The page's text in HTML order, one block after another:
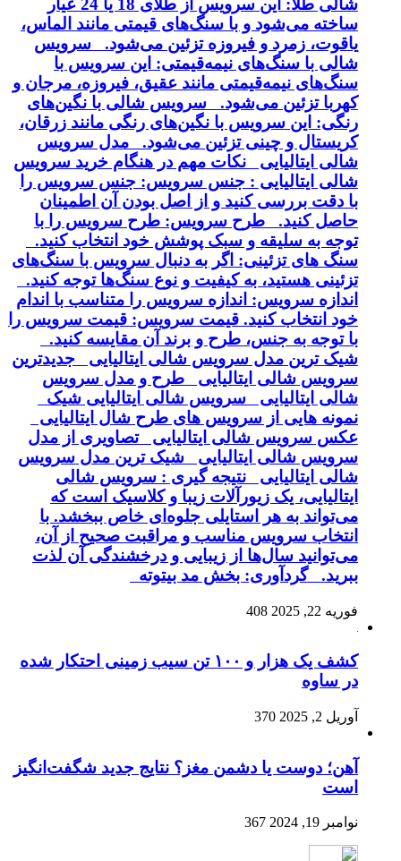
شالی طلا: این سرویس از طلای 18 یا 24 عیار
ساخته می‌شود و با سنگ‌های قیمتی مانند الماس،
یاقوت، زمرد و فیروزه تزئین می‌شود. سرویس
شالی با سنگ‌های نیمه‌قیمتی: این سرویس با
سنگ‌های نیمه‌قیمتی مانند عقیق، فیروزه، مرجان و
کهربا تزئین می‌شود. سرویس شالی با نگین‌های
رنگی: این سرویس با نگین‌های رنگی مانند زرقان،
کریستال و چینی تزئین می‌شود. مدل سرویس
شالی ایتالیایی نکات مهم در هنگام خرید سرویس
شالی ایتالیایی : جنس سرویس: جنس سرویس را
با دقت بررسی کنید و از اصل بودن آن اطمینان
حاصل کنید. طرح سرویس: طرح سرویس را با
توجه به سلیقه و سبک پوشش خود انتخاب کنید.
سنگ های تزئینی: اگر به دنبال سرویس با سنگ‌های
تزئینی هستید، به کیفیت و نوع سنگ‌ها توجه کنید.
اندازه سرویس: اندازه سرویس را متناسب با اندام
خود انتخاب کنید. قیمت سرویس: قیمت سرویس را
با توجه به جنس، طرح و برند آن مقایسه کنید.
شیک ترین مدل سرویس شالی ایتالیایی جدیدترین
سرویس شالی ایتالیایی طرح و مدل سرویس
شالی ایتالیایی سرویس شالی ایتالیایی شیک
نمونه هایی از سرویس های طرح شال ایتالیایی
عکس سرویس شالی ایتالیایی تصاویری از مدل
سرویس شالی ایتالیایی شیک ترین مدل سرویس
شالی ایتالیایی نتیجه گیری : سرویس شالی
ایتالیایی، یک زیورآلات زیبا و کلاسیک است که
می‌تواند به هر استایلی جلوه‌ای خاص ببخشد. با
انتخاب سرویس مناسب و مراقبت صحیح از آن،
می‌توانید سال‌ها از زیبایی و درخشندگی آن لذت
ببرید. گردآوری: بخش مد بیتوته
فوریه 22, 2025 408
کشف یک هزار و ۱۰۰ تن سیب زمینی احتکار شده
در ساوه
آوریل 2, 2025 370
آهن؛ دوست یا دشمن مغز؟ نتایج جدید شگفت‌انگیز
است
نوامبر 19, 2024 367